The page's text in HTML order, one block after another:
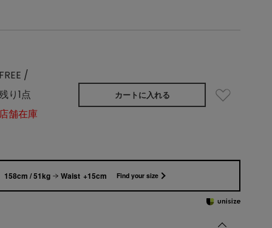
/
り1点
舗在庫
カートに入れる
158cm / 51kg Waist +15cm Find your size